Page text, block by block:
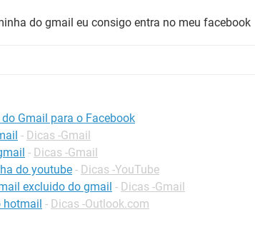
do gmail eu consigo entra no meu facebook
Gmail para o Facebook
- Dicas -Gmail
- Dicas -Gmail
do youtube - Dicas -YouTube
excluido do gmail - Dicas -Gmail
hotmail - Dicas -Outlook.com